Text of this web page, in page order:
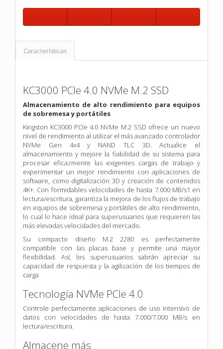
Características
KC3000 PCIe 4.0 NVMe M.2 SSD
Almacenamiento de alto rendimiento para equipos
de sobremesa y portátiles
Kingston KC3000 PCIe 4.0 NVMe M.2 SSD ofrece un nuevo
nivel de rendimiento al utilizar el más avanzado controlador
NVMe Gen 4x4 y NAND TLC 3D. Actualice el
almacenamiento y mejore la fiabilidad de su sistema para
procesar eficazmente las exigentes cargas de trabajo y
experimentar un mejor rendimiento con aplicaciones de
software, como digitalización 3D y creación de contenidos
4K+. Con formidables velocidades de hasta 7.000 MB/s1 en
lectura/escritura, garantiza la mejora de los flujos de trabajo
en equipos de sobremesa y portátiles de alto rendimiento,
lo cual lo hace ideal para superusuarios que requieren las
más elevadas velocidades del mercado.
Su compacto diseño M.2 2280 es perfectamente
compatible con las placas base y permite una mayor
flexibilidad. Así, los superusuarios sabrán apreciar su
capacidad de respuesta y la agilización de los tiempos de
carga
Tecnología NVMe PCIe 4.0
Controle perfectamente aplicaciones de uso intensivo de
datos con velocidades de hasta 7.000/7.000 MB/s en
lectura/escritura.
Almacene más